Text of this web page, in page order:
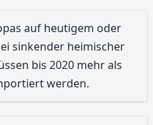
auf heutigem oder
sinkender heimischer
bis 2020 mehr als
werden.